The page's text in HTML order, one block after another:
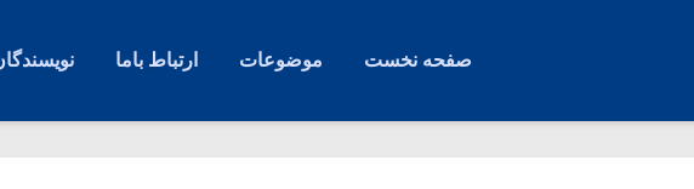
صفحه نخست موضوعات ارتباط باما